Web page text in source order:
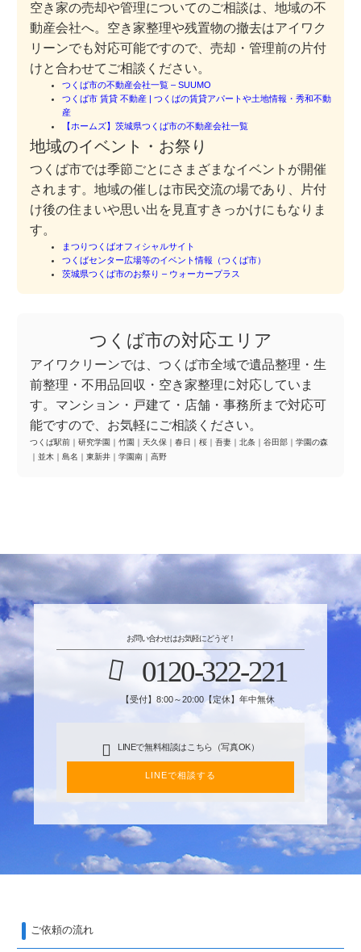
空き家の売却や管理についてのご相談は、地域の不
動産会社へ。空き家整理や残置物の撤去はアイワク
リーンでも対応可能ですので、売却・管理前の片付
けと合わせてご相談ください。
つくば市の不動産会社一覧 – SUUMO
つくば市 賃貸 不動産 | つくばの賃貸アパートや土地情報・秀和不動
産
【ホームズ】茨城県つくば市の不動産会社一覧
地域のイベント・お祭り
つくば市では季節ごとにさまざまなイベントが開催
されます。地域の催しは市民交流の場であり、片付
け後の住まいや思い出を見直すきっかけにもなりま
す。
まつりつくばオフィシャルサイト
つくばセンター広場等のイベント情報（つくば市）
茨城県つくば市のお祭り – ウォーカープラス
つくば市の対応エリア
アイワクリーンでは、つくば市全域で遺品整理・生
前整理・不用品回収・空き家整理に対応していま
す。マンション・戸建て・店舗・事務所まで対応可
能ですので、お気軽にご相談ください。
つくば駅前 ｜ 研究学園 ｜ 竹園 ｜ 天久保 ｜ 春日 ｜ 桜 ｜ 吾妻 ｜ 北条 ｜ 谷田部 ｜ 学園の森
｜ 並木 ｜ 島名 ｜ 東新井 ｜ 学園南 ｜ 高野
お問い合わせはお気軽にどうぞ！
0120-322-221
【受付】8:00～20:00【定休】年中無休
LINEで無料相談はこちら（写真OK）
LINEで相談する
ご依頼の流れ